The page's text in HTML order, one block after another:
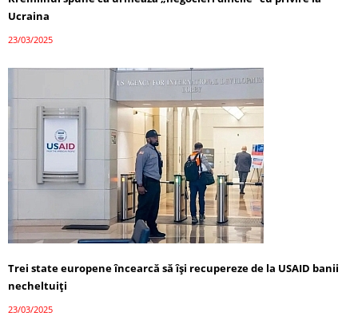
Ucraina
23/03/2025
Trei state europene încearcă să își recupereze de la USAID banii
necheltuiți
23/03/2025